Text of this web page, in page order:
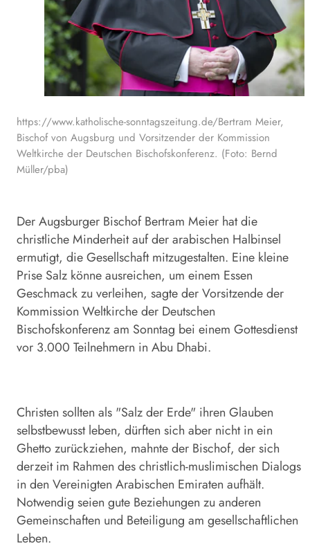
https://www.katholische-sonntagszeitung.de/Bertram Meier,
Bischof von Augsburg und Vorsitzender der Kommission
Weltkirche der Deutschen Bischofskonferenz. (Foto: Bernd
Müller/pba)
Der Augsburger Bischof Bertram Meier hat die
christliche Minderheit auf der arabischen Halbinsel
ermutigt, die Gesellschaft mitzugestalten. Eine kleine
Prise Salz könne ausreichen, um einem Essen
Geschmack zu verleihen, sagte der Vorsitzende der
Kommission Weltkirche der Deutschen
Bischofskonferenz am Sonntag bei einem Gottesdienst
vor 3.000 Teilnehmern in Abu Dhabi.
Christen sollten als "Salz der Erde" ihren Glauben
selbstbewusst leben, dürften sich aber nicht in ein
Ghetto zurückziehen, mahnte der Bischof, der sich
derzeit im Rahmen des christlich-muslimischen Dialogs
in den Vereinigten Arabischen Emiraten aufhält.
Notwendig seien gute Beziehungen zu anderen
Gemeinschaften und Beteiligung am gesellschaftlichen
Leben.